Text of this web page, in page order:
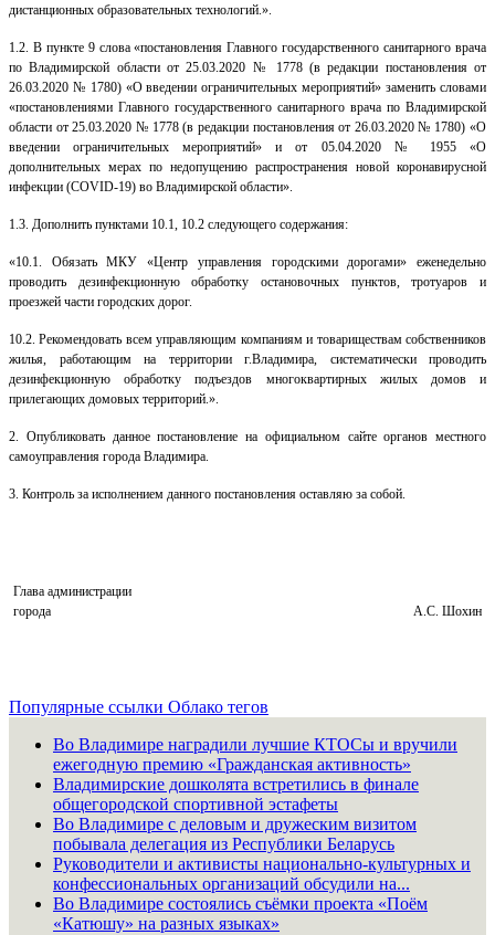
дистанционных образовательных технологий.».
1.2. В пункте 9 слова «постановления Главного государственного санитарного врача
по Владимирской области от 25.03.2020 № 1778 (в редакции постановления от
26.03.2020 № 1780) «О введении ограничительных мероприятий» заменить словами
«постановлениями Главного государственного санитарного врача по Владимирской
области от 25.03.2020 № 1778 (в редакции постановления от 26.03.2020 № 1780) «О
введении ограничительных мероприятий» и от 05.04.2020 № 1955 «О
дополнительных мерах по недопущению распространения новой коронавирусной
инфекции (COVID-19) во Владимирской области».
1.3. Дополнить пунктами 10.1, 10.2 следующего содержания:
«10.1. Обязать МКУ «Центр управления городскими дорогами» еженедельно
проводить дезинфекционную обработку остановочных пунктов, тротуаров и
проезжей части городских дорог.
10.2. Рекомендовать всем управляющим компаниям и товариществам собственников
жилья, работающим на территории г.Владимира, систематически проводить
дезинфекционную обработку подъездов многоквартирных жилых домов и
прилегающих домовых территорий.».
2. Опубликовать данное постановление на официальном сайте органов местного
самоуправления города Владимира.
3. Контроль за исполнением данного постановления оставляю за собой.
Глава администрации
города
А.С. Шохин
Популярные ссылки Облако тегов
Во Владимире наградили лучшие КТОСы и вручили
ежегодную премию «Гражданская активность»
Владимирские дошколята встретились в финале
общегородской спортивной эстафеты
Во Владимире с деловым и дружеским визитом
побывала делегация из Республики Беларусь
Руководители и активисты национально-культурных и
конфессиональных организаций обсудили на...
Во Владимире состоялись съёмки проекта «Поём
«Катюшу» на разных языках»